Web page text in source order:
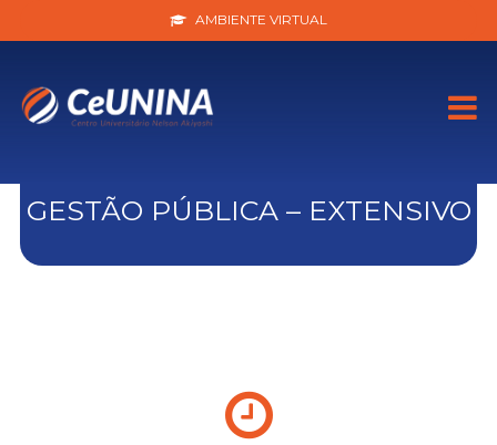
AMBIENTE VIRTUAL
GESTÃO PÚBLICA – EXTENSIVO